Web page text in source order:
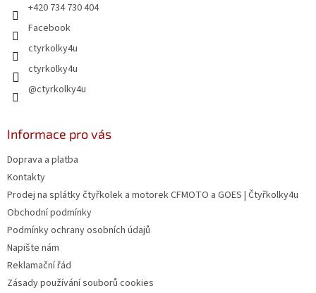
+420 734 730 404
Facebook
ctyrkolky4u
ctyrkolky4u
@ctyrkolky4u
Informace pro vás
Doprava a platba
Kontakty
Prodej na splátky čtyřkolek a motorek CFMOTO a GOES | Čtyřkolky4u
Obchodní podmínky
Podmínky ochrany osobních údajů
Napište nám
Reklamační řád
Zásady používání souborů cookies